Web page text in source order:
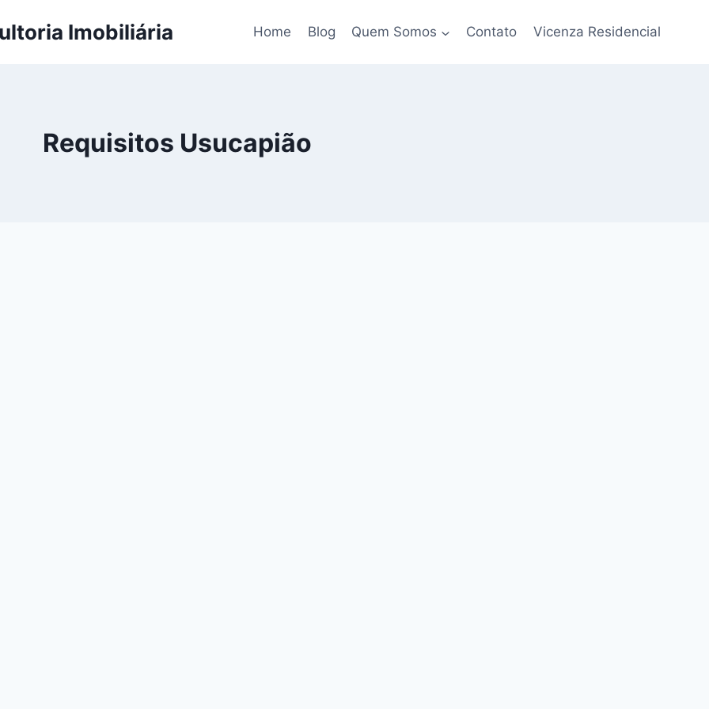
Imobiliária Home Blog Quem Somos Contato Vicenza Residencial
Requisitos Usucapião